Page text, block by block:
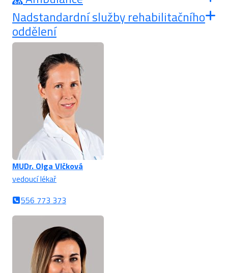
Nadstandardní služby rehabilitačního
oddělení
MUDr. Olga Vlčková
vedoucí lékař
556 773 373